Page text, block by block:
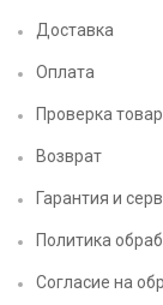
Доставка
Оплата
Проверка
Возврат
Гарантия и
Политика
Согласие на